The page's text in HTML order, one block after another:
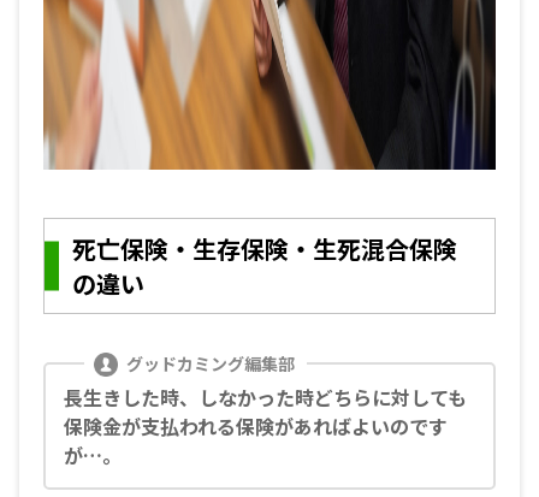
死亡保険・生存保険・生死混合保険
の違い
長生きした時、しなかった時どちらに対しても
保険金が支払われる保険があればよいのです
が…。